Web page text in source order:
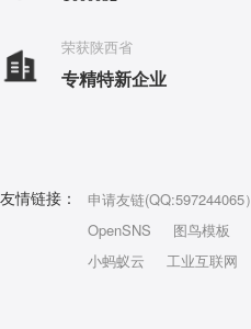
荣获陕西省
专精特新企业
友情链接： 申请友链(QQ:597244065）
OpenSNS
图鸟模板
小蚂蚁云
工业互联网